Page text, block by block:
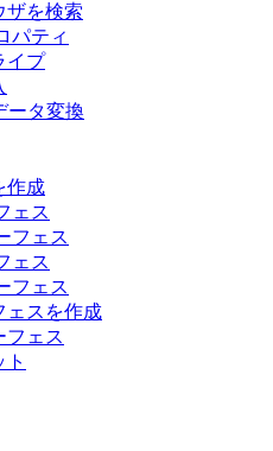
ザを検索
パティ
イプ
ータ変換
作成
ェス
フェス
ェス
フェス
ェスを作成
フェス